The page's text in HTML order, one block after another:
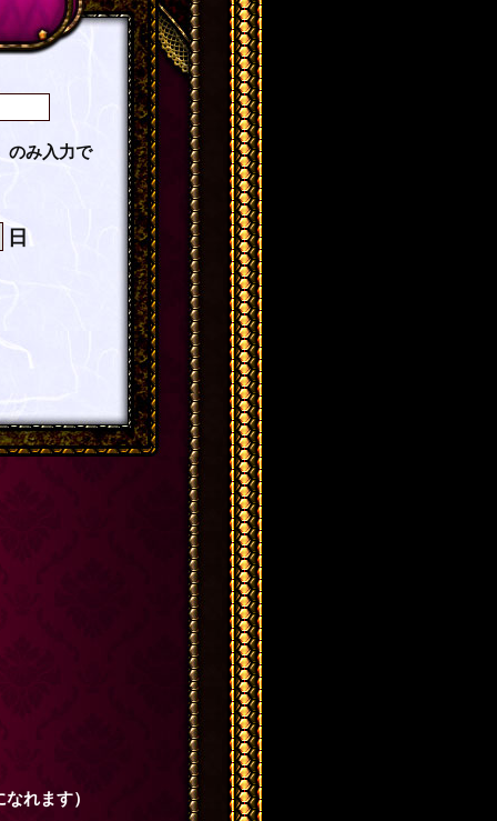
のみ入力で
日
れます）